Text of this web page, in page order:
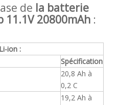
de la batterie
20800mAh :
ion :
Spécification
20,8 Ah à
0,2 C
19,2 Ah à